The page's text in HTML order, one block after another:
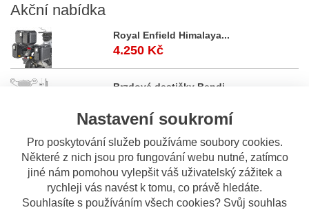
Nastavení soukromí
Pro poskytování služeb používáme soubory cookies.
Některé z nich jsou pro fungování webu nutné, zatímco
jiné nám pomohou vylepšit váš uživatelský zážitek a
rychleji vás navést k tomu, co právě hledáte.
Souhlasíte s používáním všech cookies? Svůj souhlas
Akční nabídka
Royal Enfield Himalaya...
4.250 Kč
Brzdové destičky Bendi...
Brzdové destičky GOLDf...
200 Kč
Brzdové destičky GOLDf...
200 Kč